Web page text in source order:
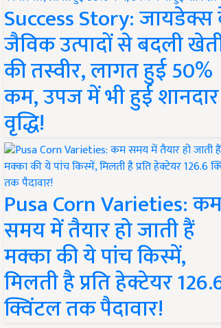
Success Story:
जैविक उत्पादों से बदली
की तस्वीर, लागत हुई 50%
कम, उपज में भी हुई शानदार
वृद्धि!
Pusa Corn Varieties:
समय में तैयार हो जाती हैं
मक्का की ये पांच किस्में,
मिलती है प्रति हेक्टेयर
क्विंटल तक पैदावार!